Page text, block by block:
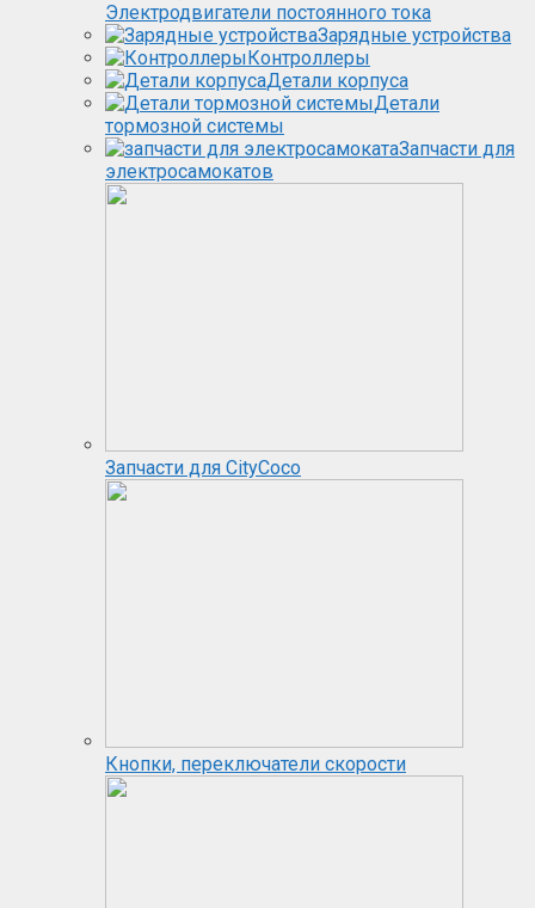
Электродвигатели постоянного тока
Зарядные устройства
Контроллеры
Детали корпуса
Детали
тормозной системы
Запчасти для
электросамокатов
Запчасти для CityCoco
Кнопки, переключатели скорости